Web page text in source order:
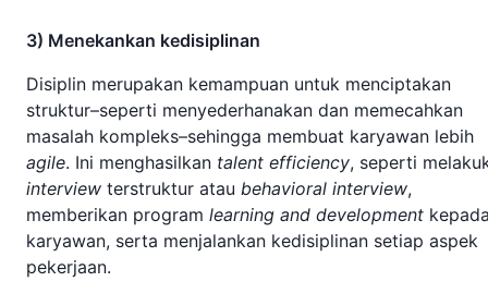
3) Menekankan kedisiplinan
Disiplin merupakan kemampuan untuk menciptakan
struktur–seperti menyederhanakan dan memecahkan
masalah kompleks–sehingga membuat karyawan lebih
agile. Ini menghasilkan talent efficiency, seperti
interview terstruktur atau behavioral interview,
memberikan program learning and development
karyawan, serta menjalankan kedisiplinan setiap aspek
pekerjaan.